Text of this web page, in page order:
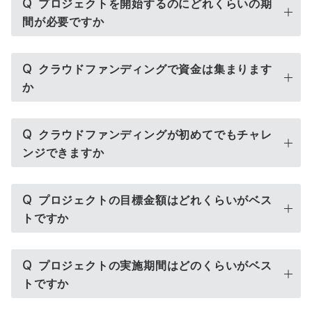
プロジェクトを開始するのにどれくらいの期
間が必要ですか
Q クラウドファンディングで資金は集まります
か
Q クラウドファンディングが初めてでもチャレ
ンジできますか
Q プロジェクトの目標金額はどれくらいがベス
トですか
Q プロジェクトの実施期間はどのくらいがベス
トですか